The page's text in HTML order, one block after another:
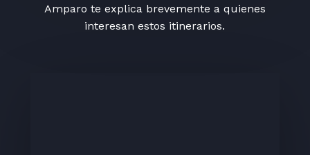
Amparo te explica brevemente a quienes
interesan estos itinerarios.